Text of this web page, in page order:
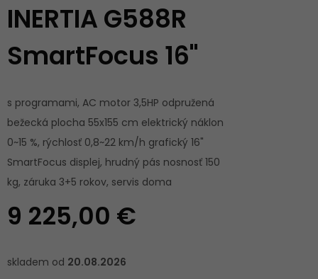
INERTIA G588R
SmartFocus 16"
s programami, AC motor 3,5HP odpružená
bežecká plocha 55x155 cm elektrický náklon
0~15 %, rýchlosť 0,8~22 km/h grafický 16"
SmartFocus displej, hrudný pás nosnosť 150
kg, záruka 3+5 rokov, servis doma
9 225,00 €
skladem od 20.08.2026